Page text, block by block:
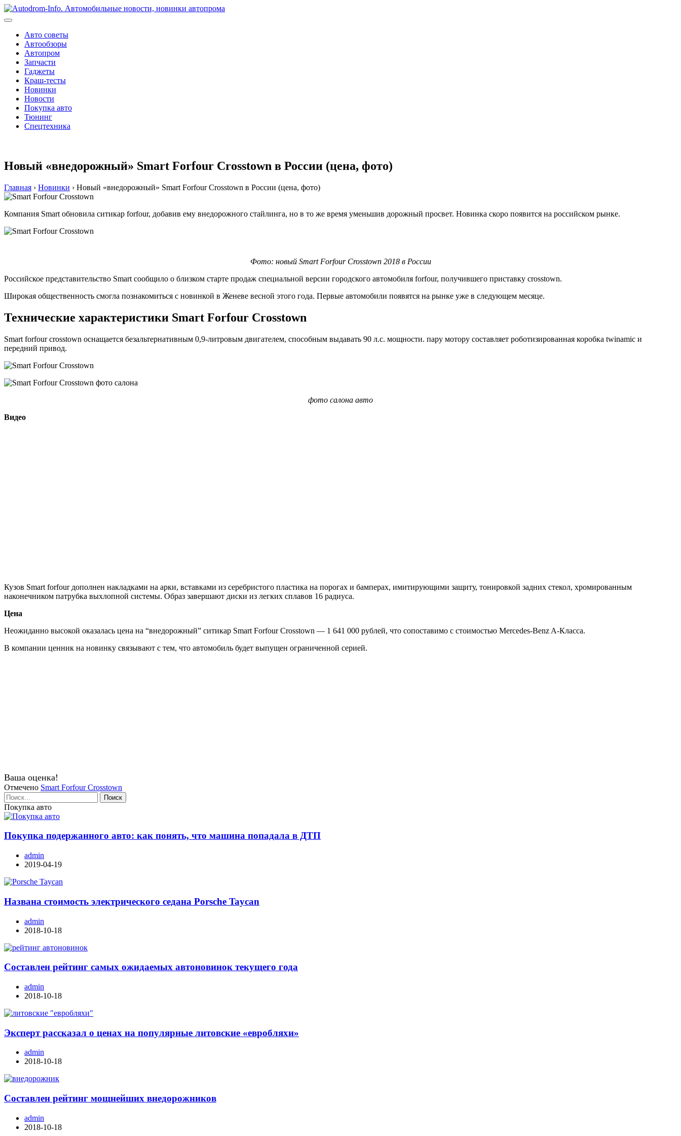
Перейти
к
Авто советы
Автообзоры
Автопром
Запчасти
Гаджеты
Краш-тесты
Новинки
Новости
Покупка авто
Тюнинг
Спецтехника
Новый «внедорожный» Smart Forfour Crosstown в России (цена, фото)
Главная › Новинки › Новый «внедорожный» Smart Forfour Crosstown в России (цена, фото)
Компания Smart обновила ситикар forfour, добавив ему внедорожного стайлинга, но в то же время уменьшив дорожный просвет. Новинка скоро появится на российском рынке.
Фото: новый Smart Forfour Crosstown 2018 в России
Российское представительство Smart сообщило о близком старте продаж специальной версии городского автомобиля forfour, получившего приставку сrosstown.
Широкая общественность смогла познакомиться с новинкой в Женеве весной этого года. Первые автомобили появятся на рынке уже в следующем месяце.
Технические характеристики Smart Forfour Crosstown
Smart forfour сrosstown оснащается безальтернативным 0,9-литровым двигателем, способным выдавать 90 л.с. мощности. пару мотору составляет роботизированная коробка twinamic и
передний привод.
фото салона авто
Видео
Кузов Smart forfour дополнен накладками на арки, вставками из серебристого пластика на порогах и бамперах, имитирующими защиту, тонировкой задних стекол, хромированным
наконечником патрубка выхлопной системы. Образ завершают диски из легких сплавов 16 радиуса.
Цена
Неожиданно высокой оказалась цена на “внедорожный” ситикар Smart Forfour Crosstown — 1 641 000 рублей, что сопоставимо с стоимостью Mercedes-Benz A-Класса.
В компании ценник на новинку связывают с тем, что автомобиль будет выпущен ограниченной серией.
Ваша оценка!
Отмечено Smart Forfour Crosstown
Найти:
Покупка авто
Покупка подержанного авто: как понять, что машина попадала в ДТП
admin
2019-04-19
Названа стоимость электрического седана Porsche Taycan
admin
2018-10-18
Составлен рейтинг самых ожидаемых автоновинок текущего года
admin
2018-10-18
Эксперт рассказал о ценах на популярные литовские «евробляхи»
admin
2018-10-18
Составлен рейтинг мощнейших внедорожников
admin
2018-10-18